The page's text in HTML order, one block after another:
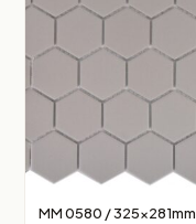
MM 0580 / 325x281mm